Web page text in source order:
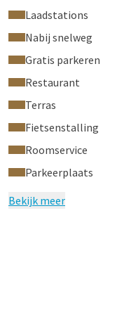
Laadstations
Nabij snelweg
Gratis parkeren
Restaurant
Terras
Fietsenstalling
Roomservice
Parkeerplaats
Bekijk meer